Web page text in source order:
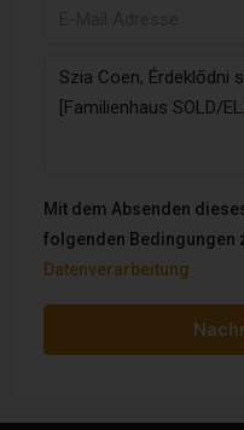
Mit dem Absenden
folgenden Bedingungen
Datenverarbeitung